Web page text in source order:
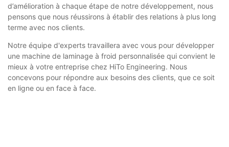
d’amélioration à chaque étape de notre développement, nous
pensons que nous réussirons à établir des relations à plus long
terme avec nos clients.
Notre équipe d'experts travaillera avec vous pour développer
une machine de laminage à froid personnalisée qui convient le
mieux à votre entreprise chez HiTo Engineering. Nous
concevons pour répondre aux besoins des clients, que ce soit
en ligne ou en face à face.